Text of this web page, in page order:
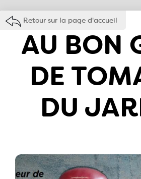
Retour sur la page d'accueil
AU BON
DE
DU